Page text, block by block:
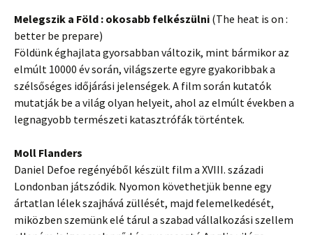
Melegszik a Föld : okosabb felkészülni (The heat is on :
better be prepare)
Földünk éghajlata gyorsabban változik, mint bármikor az
elmúlt 10000 év során, világszerte egyre gyakoribbak a
szélsőséges időjárási jelenségek. A film során kutatók
mutatják be a világ olyan helyeit, ahol az elmúlt években a
legnagyobb természeti katasztrófák történtek.
Moll Flanders
Daniel Defoe regényéből készült film a XVIII. századi
Londonban játszódik. Nyomon követhetjük benne egy
ártatlan lélek szajhává züllését, majd felemelkedését,
miközben szemünk elé tárul a szabad vállalkozási szellem